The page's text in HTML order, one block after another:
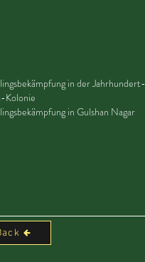
in der Jahrhundert-
Kolonie
in Gulshan Nagar